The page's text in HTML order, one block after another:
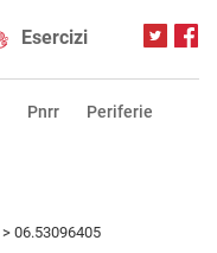
Esercizi
Pnrr Periferie
> 06.53096405